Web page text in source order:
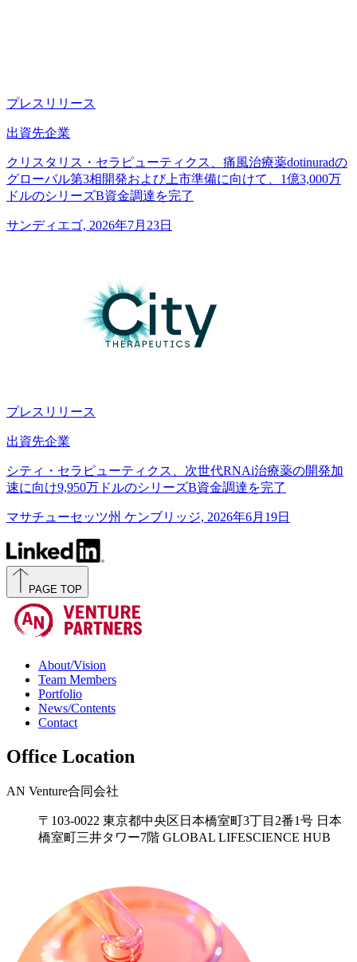
プレスリリース
出資先企業
クリスタリス・セラピューティクス、痛風治療薬dotinuradの
グローバル第3相開発および上市準備に向けて、1億3,000万
ドルのシリーズB資金調達を完了
サンディエゴ, 2026年7月23日
プレスリリース
出資先企業
シティ・セラピューティクス、次世代RNAi治療薬の開発加
速に向け9,950万ドルのシリーズB資金調達を完了
マサチューセッツ州 ケンブリッジ, 2026年6月19日
PAGE TOP
About/Vision
Team Members
Portfolio
News/Contents
Contact
Office Location
AN Venture合同会社
〒103-0022 東京都中央区日本橋室町3丁目2番1号 日本
橋室町三井タワー7階 GLOBAL LIFESCIENCE HUB